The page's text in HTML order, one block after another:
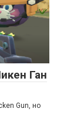
Ган
Gun, но